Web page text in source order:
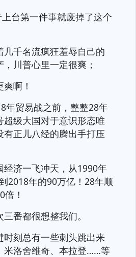
台第一件事就废掉了这个
几千名流疯狂羞辱自己的
川普心里一定很爽；
啊！
年贸易战之前，整整28年
超级大国对于意识形态唯
有正儿八经的腾出手打压
经济一飞冲天，从1990年
2018年的90万亿！28年顺
！
番都很想整我们。
时刻总有一些刺头跳出来
洛舍维奇、本拉登……等